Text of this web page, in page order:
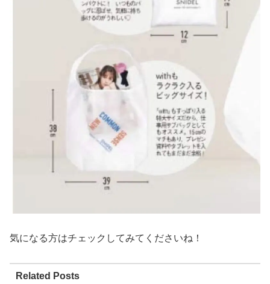
気になる方はチェックしてみてくださいね！
Related Posts